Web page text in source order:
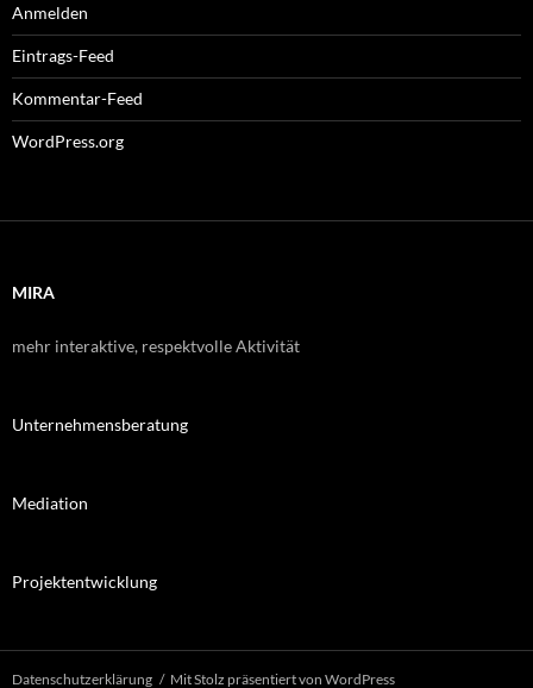
Anmelden
Eintrags-Feed
Kommentar-Feed
WordPress.org
MIRA
mehr interaktive, respektvolle Aktivität
Unternehmensberatung
Mediation
Projektentwicklung
Datenschutzerklärung Mit Stolz präsentiert von WordPress